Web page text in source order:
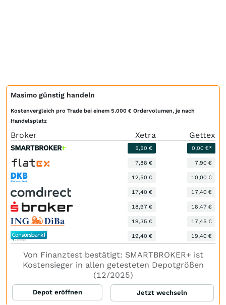
Masimo günstig handeln
Kostenvergleich pro Trade bei einem 5.000 € Ordervolumen, je nach
Handelsplatz
Broker Xetra Gettex
5,50 € 0,00 €*
7,88 € 7,90 €
12,50 € 10,00 €
17,40 € 17,40 €
18,97 € 18,47 €
19,35 € 17,45 €
19,40 € 19,40 €
Von Finanztest bestätigt: SMARTBROKER+ ist
Kostensieger in allen getesteten Depotgrößen
(12/2025)
Depot eröffnen Jetzt wechseln